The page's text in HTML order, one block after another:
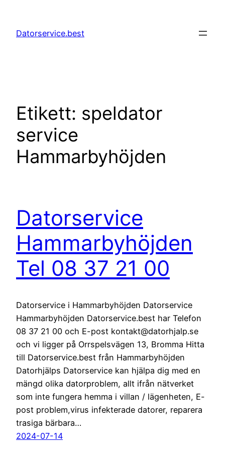
innehåll
Datorservice.best
Etikett: speldator
service
Hammarbyhöjden
Datorservice
Hammarbyhöjden
Tel 08 37 21 00
Datorservice i Hammarbyhöjden Datorservice
Hammarbyhöjden Datorservice.best har Telefon
08 37 21 00 och E-post kontakt@datorhjalp.se
och vi ligger på Orrspelsvägen 13, Bromma Hitta
till Datorservice.best från Hammarbyhöjden
Datorhjälps Datorservice kan hjälpa dig med en
mängd olika datorproblem, allt ifrån nätverket
som inte fungera hemma i villan / lägenheten, E-
post problem,virus infekterade datorer, reparera
trasiga bärbara…
2024-07-14